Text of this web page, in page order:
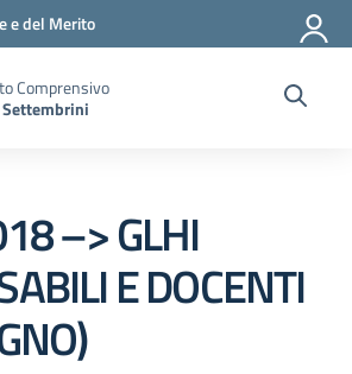
e del Merito
Comprensivo
–> GLHI
E DOCENTI